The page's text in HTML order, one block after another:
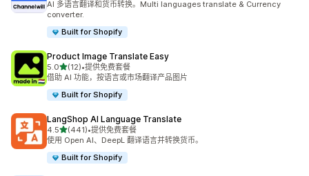
AI 多语言翻译和货币转换。Multi languages translate & Currency
converter.
Built for Shopify
Product Image Translate Easy
5.0星（满分 5 星）
(12)
总共 12 条评论
•提供免费套餐
借助 AI 功能，按语言或市场翻译产品图片
Built for Shopify
LangShop AI Language Translate
4.5星（满分 5 星）
(441)
总共 441 条评论
•提供免费套餐
使用 Open AI、DeepL 翻译语言并转换货币。
Built for Shopify